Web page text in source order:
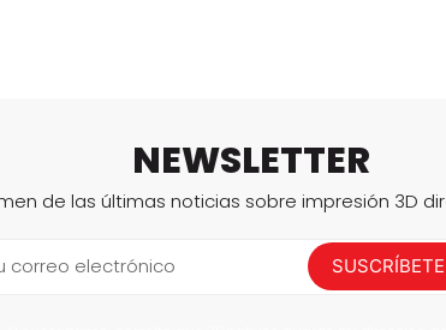
NEWSLETTER
de las últimas noticias sobre impresión 3D
correo electrónico